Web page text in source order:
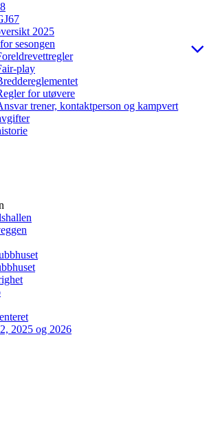
2025
sesongen
play
for utøvere
trener, kontaktperson og kampvert
2025 og 2026